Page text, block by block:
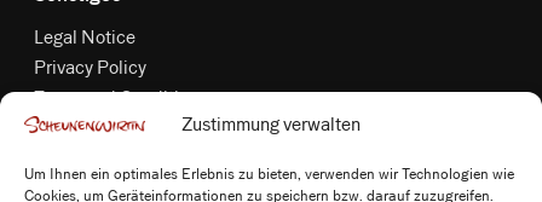
Zustimmung verwalten
Um Ihnen ein optimales Erlebnis zu bieten, verwenden wir Technologien wie
Cookies, um Geräteinformationen zu speichern bzw. darauf zuzugreifen.
Legal Notice
Privacy Policy
Terms and Conditions
Cancellation Policy
Image credits